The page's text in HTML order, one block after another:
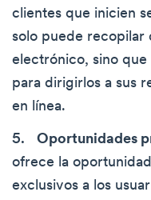
clientes que inicien
solo puede recopilar
electrónico, sino
para dirigirlos a sus
en línea.
Oportunidades
ofrece la
exclusivos a los